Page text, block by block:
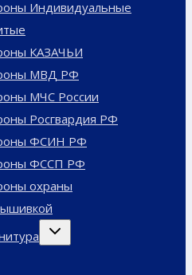
Индивидуальные
КАЗАЧЬИ
МВД РФ
МЧС России
Росгвардия РФ
ФСИН РФ
ФССП РФ
охраны
Переключить
дочернее